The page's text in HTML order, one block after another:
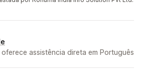
assistência direta em Português